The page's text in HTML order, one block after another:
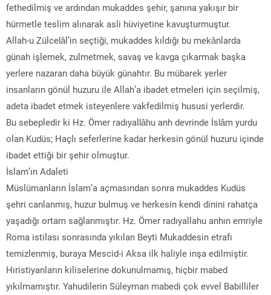
fethedilmiş ve ardından mukaddes şehir, şanına yakışır bir
hürmetle teslim alınarak asli hüviyetine kavuşturmuştur.
Allah-u Zülcelâl’in seçtiği, mukaddes kıldığı bu mekânlarda
günah işlemek, zulmetmek, savaş ve kavga çıkarmak başka
yerlere nazaran daha büyük günahtır. Bu mübarek yerler
insanların gönül huzuru ile Allah’a ibadet etmeleri için seçilmiş,
adeta ibadet etmek isteyenlere vakfedilmiş hususi yerlerdir.
Bu sebepledir ki Hz. Ömer radıyallâhu anh devrinde İslâm yurdu
olan Kudüs; Haçlı seferlerine kadar herkesin gönül huzuru içinde
ibadet ettiği bir şehir olmuştur.
İslam’ın Adaleti
Müslümanların İslam’a açmasından sonra mukaddes Kudüs
şehri canlanmış, huzur bulmuş ve herkesin kendi dinini rahatça
yaşadığı ortam sağlanmıştır. Hz. Ömer radıyallahu anhın emriyle
Roma istilası sonrasında yıkılan Beyti Mukaddesin etrafı
temizlenmiş, buraya Mescid-i Aksa ilk haliyle inşa edilmiştir.
Hıristiyanların kiliselerine dokunulmamış, hiçbir mabed
yıkılmamıştır. Yahudilerin Süleyman mabedi çok evvel Babilliler